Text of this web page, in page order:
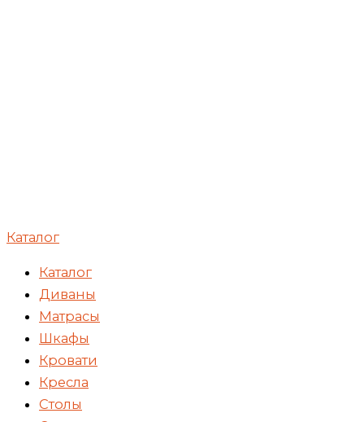
Каталог
Каталог
Диваны
Матрасы
Шкафы
Кровати
Кресла
Столы